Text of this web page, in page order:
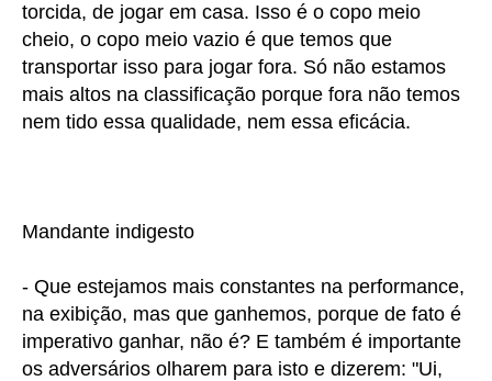
torcida, de jogar em casa. Isso é o copo meio
cheio, o copo meio vazio é que temos que
transportar isso para jogar fora. Só não estamos
mais altos na classificação porque fora não temos
nem tido essa qualidade, nem essa eficácia.
Mandante indigesto
- Que estejamos mais constantes na performance,
na exibição, mas que ganhemos, porque de fato é
imperativo ganhar, não é? E também é importante
os adversários olharem para isto e dizerem: "Ui,